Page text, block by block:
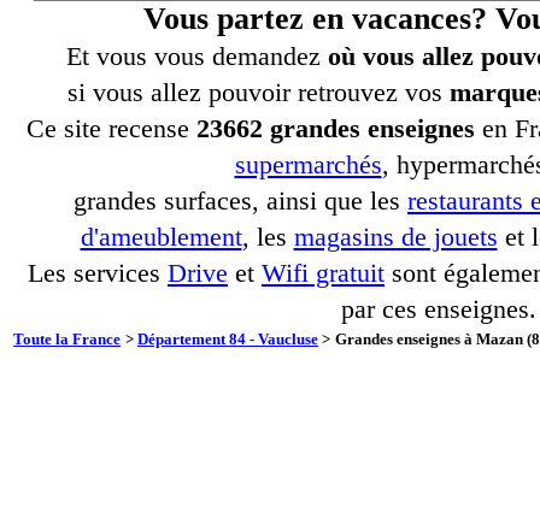
Vous partez en vacances?
Et vous vous demandez où vous allez
si vous allez pouvoir retrouvez vos
Ce site recense 23662 grandes enseignes en
supermarchés,
grandes surfaces, ainsi que les restaurants
d'ameublement, les magasins de jouets et
Les services Drive et Wifi gratuit sont
par ces enseignes.
Toute la France > Département 84 - Vaucluse > Grandes enseignes à Mazan